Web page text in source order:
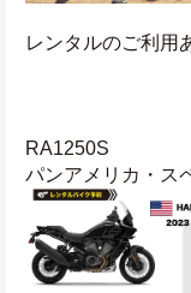
レンタルのご利用
RA1250S
パンアメリカ・ス